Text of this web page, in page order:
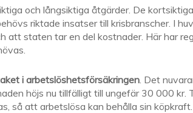
och långsiktiga åtgärder. De
riktade insatser till krisbranscher. I
att staten tar en del kostnader. Här har
i arbetslöshetsförsäkringen. Det
höjs nu tillfälligt till ungefär 30 000 kr.
så att arbetslösa kan behålla sin